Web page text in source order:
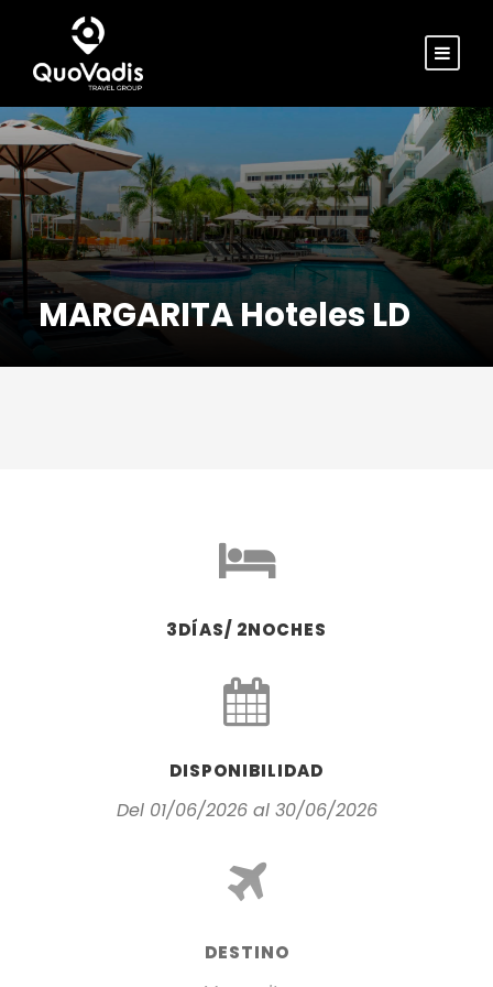
MARGARITA Hoteles LD
3DÍAS/ 2NOCHES
DISPONIBILIDAD
Del 01/06/2026 al 30/06/2026
DESTINO